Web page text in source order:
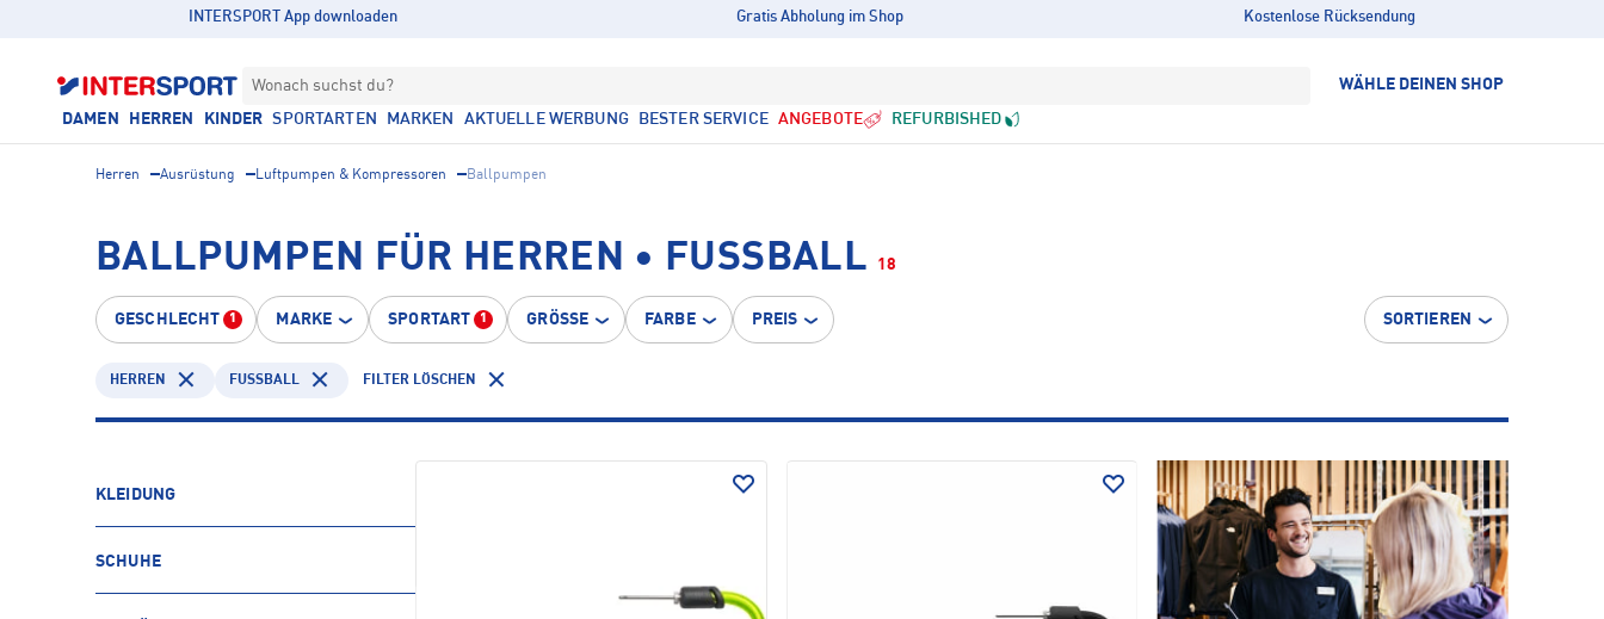
INTERSPORT App downloaden Gratis Abholung im Shop Kostenlose Rücksendung
Wonach suchst du? WÄHLE DEINEN SHOP
DAMEN HERREN KINDER SPORTARTEN MARKEN AKTUELLE WERBUNG BESTER SERVICE ANGEBOTE REFURBISHED
Herren Ausrüstung Luftpumpen & Kompressoren Ballpumpen
BALLPUMPEN FÜR HERREN • FUSSBALL 18
GESCHLECHT 1 MARKE SPORTART 1 GRÖSSE FARBE PREIS SORTIEREN
HERREN FUSSBALL FILTER LÖSCHEN
KLEIDUNG
SCHUHE